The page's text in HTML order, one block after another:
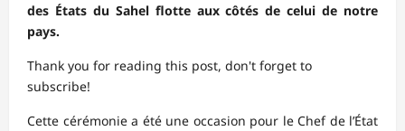
des États du Sahel flotte aux côtés de celui de notre
pays.
Thank you for reading this post, don't forget to
subscribe!
Cette cérémonie a été une occasion pour le Chef de l’État